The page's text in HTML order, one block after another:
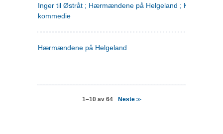
Inger til Østråt ; Hærmændene på Helgeland ;
kommedie
Hærmændene på Helgeland
1–10 av 64 Neste>>